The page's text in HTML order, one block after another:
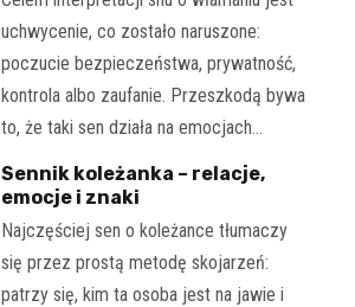
uchwycenie, co zostało naruszone:
poczucie bezpieczeństwa, prywatność,
kontrola albo zaufanie. Przeszkodą bywa
to, że taki sen działa na emocjach…
Sennik koleżanka – relacje,
emocje i znaki
Najczęściej sen o koleżance tłumaczy
się przez prostą metodę skojarzeń:
patrzy się, kim ta osoba jest na jawie i